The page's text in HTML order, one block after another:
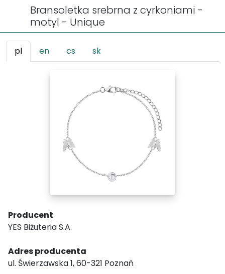
Bransoletka srebrna z cyrkoniami -
motyl - Unique
pl en cs sk
Producent
YES Biżuteria S.A.
Adres producenta
ul. Świerzawska 1, 60-321 Poznań